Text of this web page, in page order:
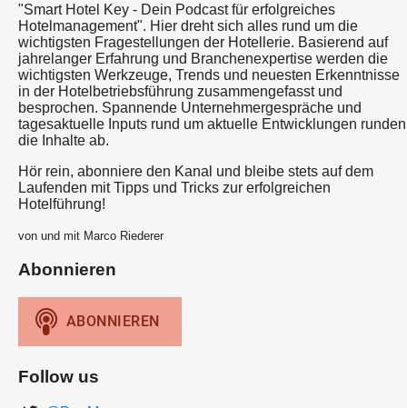
"Smart Hotel Key - Dein Podcast für erfolgreiches
Hotelmanagement". Hier dreht sich alles rund um die
wichtigsten Fragestellungen der Hotellerie. Basierend auf
jahrelanger Erfahrung und Branchenexpertise werden die
wichtigsten Werkzeuge, Trends und neuesten Erkenntnisse
in der Hotelbetriebsführung zusammengefasst und
besprochen. Spannende Unternehmergespräche und
tagesaktuelle Inputs rund um aktuelle Entwicklungen runden
die Inhalte ab.
Hör rein, abonniere den Kanal und bleibe stets auf dem
Laufenden mit Tipps und Tricks zur erfolgreichen
Hotelführung!
von und mit Marco Riederer
Abonnieren
Follow us